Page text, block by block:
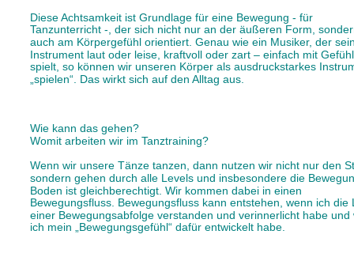
Diese Achtsamkeit ist Grundlage für eine Bewegung - für
Tanzunterricht -, der sich nicht nur an der äußeren Form,
auch am Körpergefühl orientiert. Genau wie ein Musiker, der
Instrument laut oder leise, kraftvoll oder zart – einfach mit
spielt, so können wir unseren Körper als ausdruckstarkes
„spielen“. Das wirkt sich auf den Alltag aus.
Wie kann das gehen?
Womit arbeiten wir im Tanztraining?
Wenn wir unsere Tänze tanzen, dann nutzen wir nicht nur den
sondern gehen durch alle Levels und insbesondere die
Boden ist gleichberechtigt. Wir kommen dabei in einen
Bewegungsfluss. Bewegungsfluss kann entstehen, wenn ich die
einer Bewegungsabfolge verstanden und verinnerlicht habe
ich mein „Bewegungsgefühl“ dafür entwickelt habe.